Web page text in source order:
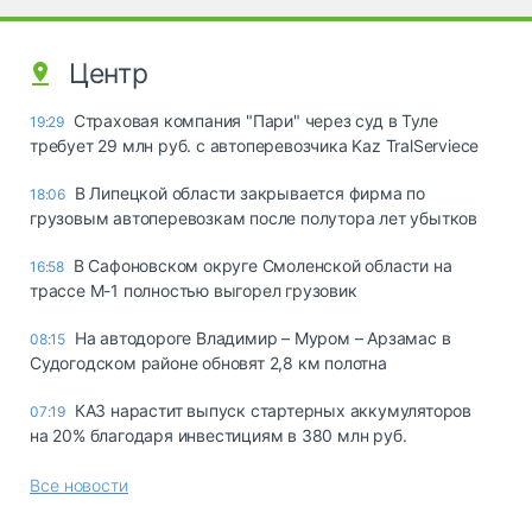
Центр
19:29 Страховая компания "Пари" через суд в Туле
требует 29 млн руб. с автоперевозчика Kaz TralServiece
18:06 В Липецкой области закрывается фирма по
грузовым автоперевозкам после полутора лет убытков
16:58 В Сафоновском округе Смоленской области на
трассе М-1 полностью выгорел грузовик
08:15 На автодороге Владимир – Муром – Арзамас в
Судогодском районе обновят 2,8 км полотна
07:19 КАЗ нарастит выпуск стартерных аккумуляторов
на 20% благодаря инвестициям в 380 млн руб.
Все новости